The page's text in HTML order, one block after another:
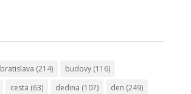
bratislava (214) budovy(116)
cesta (63) dedina (107) den (249)